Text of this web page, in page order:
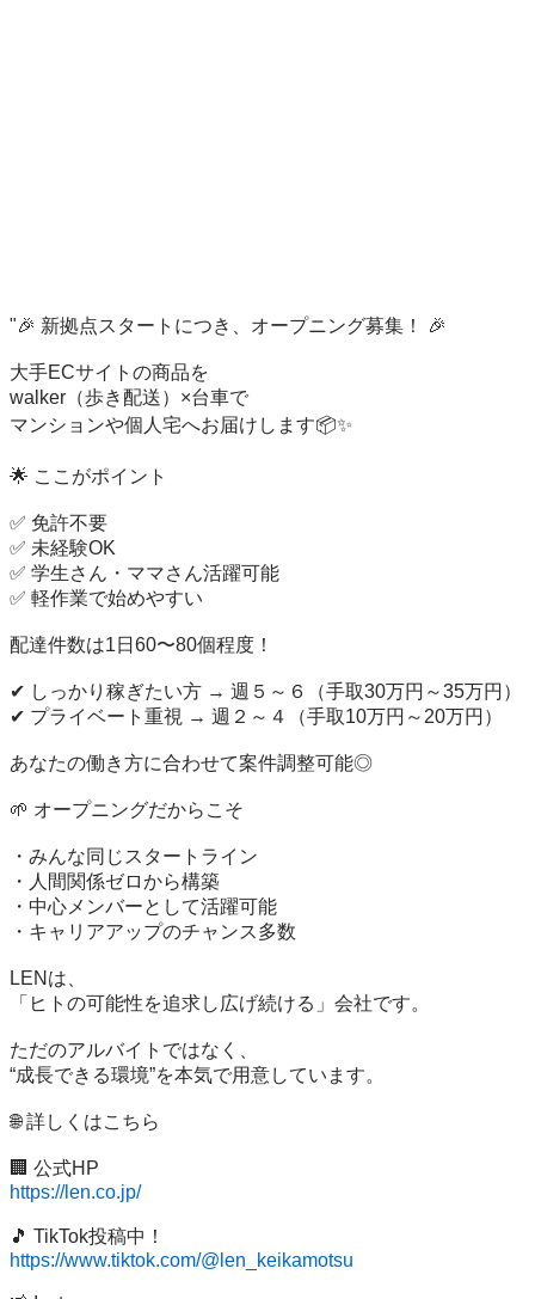
"🎉 新拠点スタートにつき、オープニング募集！ 🎉
大手ECサイトの商品を
walker（歩き配送）×台車で
マンションや個人宅へお届けします📦✨
🌟 ここがポイント
✅ 免許不要
✅ 未経験OK
✅ 学生さん・ママさん活躍可能
✅ 軽作業で始めやすい
配達件数は1日60〜80個程度！
✔ しっかり稼ぎたい方 → 週５～６（手取30万円～35万円）
✔ プライベート重視 → 週２～４（手取10万円～20万円）
あなたの働き方に合わせて案件調整可能◎
🌱 オープニングだからこそ
・みんな同じスタートライン
・人間関係ゼロから構築
・中心メンバーとして活躍可能
・キャリアアップのチャンス多数
LENは、
「ヒトの可能性を追求し広げ続ける」会社です。
ただのアルバイトではなく、
“成長できる環境”を本気で用意しています。
🌐 詳しくはこちら
https://len.co.jp/
https://www.tiktok.com/@len_keikamotsu